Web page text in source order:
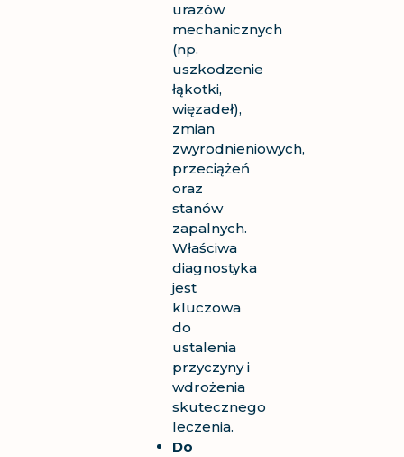
urazów
mechanicznych
(np.
uszkodzenie
łąkotki,
więzadeł),
zmian
zwyrodnieniowych,
przeciążeń
oraz
stanów
zapalnych.
Właściwa
diagnostyka
jest
kluczowa
do
ustalenia
przyczyny i
wdrożenia
skutecznego
leczenia.
Do